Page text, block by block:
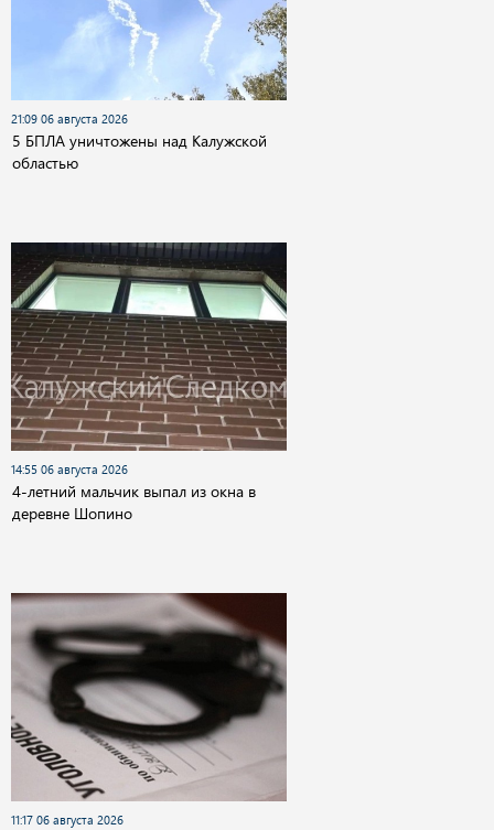
21:09 06 августа 2026
5 БПЛА уничтожены над Калужской
областью
14:55 06 августа 2026
4-летний мальчик выпал из окна в
деревне Шопино
11:17 06 августа 2026